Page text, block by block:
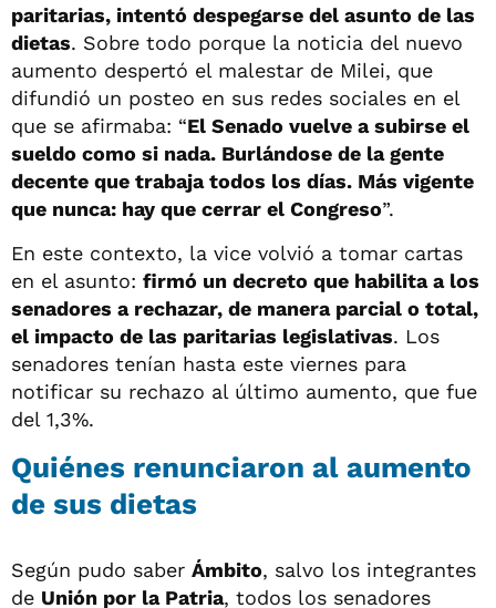
paritarias, intentó despegarse del asunto de las
dietas. Sobre todo porque la noticia del nuevo
aumento despertó el malestar de Milei, que
difundió un posteo en sus redes sociales en el
que se afirmaba: “El Senado vuelve a subirse el
sueldo como si nada. Burlándose de la gente
decente que trabaja todos los días. Más vigente
que nunca: hay que cerrar el Congreso”.
En este contexto, la vice volvió a tomar cartas
en el asunto: firmó un decreto que habilita a los
senadores a rechazar, de manera parcial o total,
el impacto de las paritarias legislativas. Los
senadores tenían hasta este viernes para
notificar su rechazo al último aumento, que fue
del 1,3%.
Quiénes renunciaron al aumento
de sus dietas
Según pudo saber Ámbito, salvo los integrantes
de Unión por la Patria, todos los senadores